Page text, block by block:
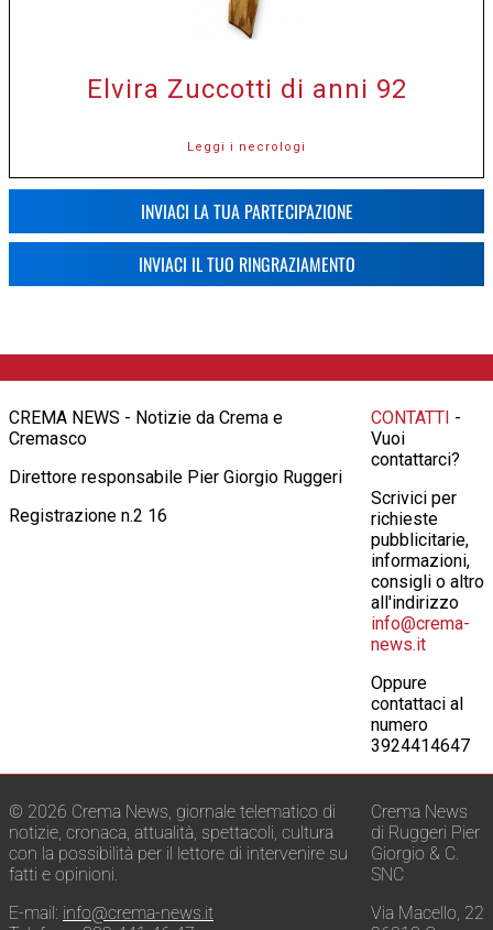
Elvira Zuccotti di anni 92
Leggi i necrologi
INVIACI LA TUA PARTECIPAZIONE
INVIACI IL TUO RINGRAZIAMENTO
CREMA NEWS - Notizie da Crema e
Cremasco
Direttore responsabile Pier Giorgio Ruggeri
Registrazione n.2 16
CONTATTI -
Vuoi
contattarci?
Scrivici per
richieste
pubblicitarie,
informazioni,
consigli o altro
all'indirizzo
info@crema-
news.it
Oppure
contattaci al
numero
3924414647
© 2026 Crema News, giornale telematico di
notizie, cronaca, attualità, spettacoli, cultura
con la possibilità per il lettore di intervenire su
fatti e opinioni.
E-mail: info@crema-news.it
Crema News
di Ruggeri Pier
Giorgio & C.
SNC
Via Macello, 22